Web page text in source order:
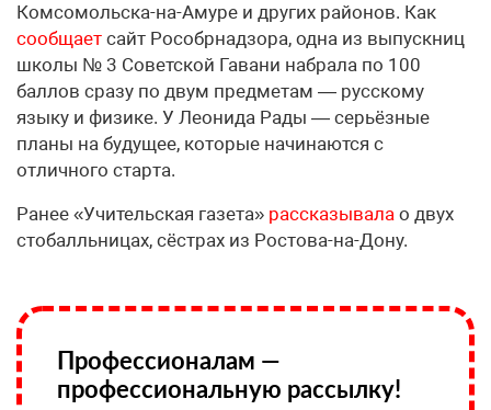
Комсомольска-на-Амуре и других районов. Как
сообщает сайт Рособрнадзора, одна из выпускниц
школы № 3 Советской Гавани набрала по 100
баллов сразу по двум предметам — русскому
языку и физике. У Леонида Рады — серьёзные
планы на будущее, которые начинаются с
отличного старта.
Ранее «Учительская газета» рассказывала о двух
стобалльницах, сёстрах из Ростова-на-Дону.
Профессионалам —
профессиональную рассылку!